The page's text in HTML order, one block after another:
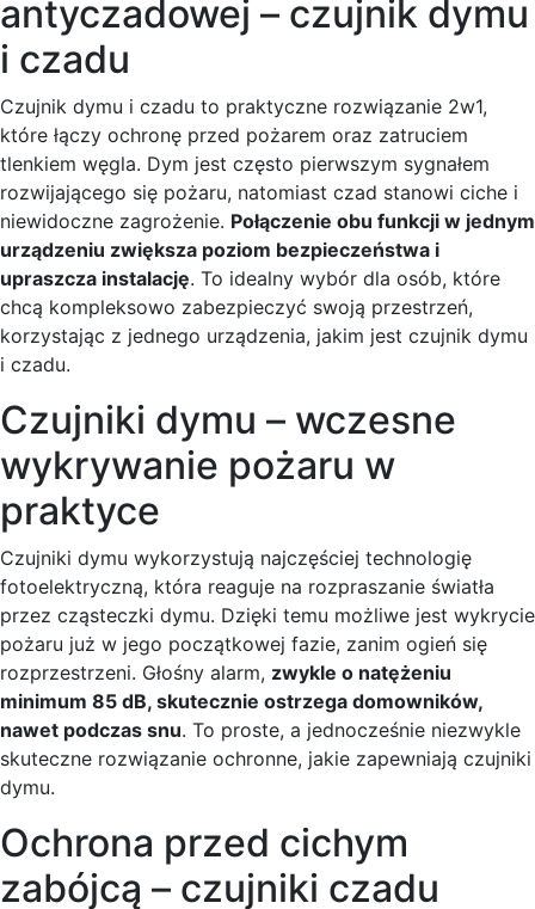
antyczadowej – czujnik dymu
i czadu
Czujnik dymu i czadu to praktyczne rozwiązanie 2w1,
które łączy ochronę przed pożarem oraz zatruciem
tlenkiem węgla. Dym jest często pierwszym sygnałem
rozwijającego się pożaru, natomiast czad stanowi ciche i
niewidoczne zagrożenie. Połączenie obu funkcji w jednym
urządzeniu zwiększa poziom bezpieczeństwa i
upraszcza instalację. To idealny wybór dla osób, które
chcą kompleksowo zabezpieczyć swoją przestrzeń,
korzystając z jednego urządzenia, jakim jest czujnik dymu
i czadu.
Czujniki dymu – wczesne
wykrywanie pożaru w
praktyce​
Czujniki dymu wykorzystują najczęściej technologię
fotoelektryczną, która reaguje na rozpraszanie światła
przez cząsteczki dymu. Dzięki temu możliwe jest wykrycie
pożaru już w jego początkowej fazie, zanim ogień się
rozprzestrzeni. Głośny alarm, zwykle o natężeniu
minimum 85 dB, skutecznie ostrzega domowników,
nawet podczas snu. To proste, a jednocześnie niezwykle
skuteczne rozwiązanie ochronne, jakie zapewniają czujniki
dymu.
Ochrona przed cichym
zabójcą – czujniki czadu